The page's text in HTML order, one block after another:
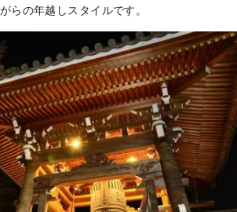
らの年越しスタイルです。